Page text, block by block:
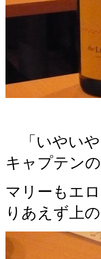
「いやいや
キャプテン
マリーもエ
りあえず上